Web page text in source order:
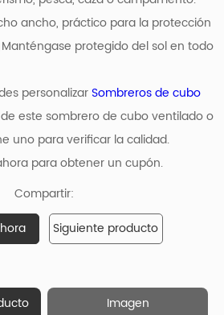
ancho, práctico para la protección
protegido del sol en todo
personalizarSombreros de cubo
este sombrero de cubo ventilado o
uno para verificar la calidad.
para obtener un cupón.
Compartir:
Siguiente producto
Imagen